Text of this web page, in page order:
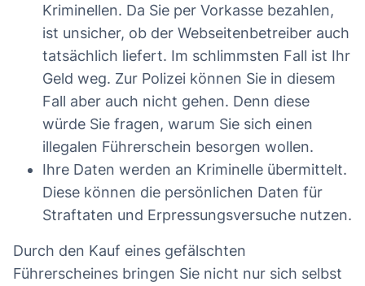
Kriminellen. Da Sie per Vorkasse bezahlen,
ist unsicher, ob der Webseitenbetreiber auch
tatsächlich liefert. Im schlimmsten Fall ist Ihr
Geld weg. Zur Polizei können Sie in diesem
Fall aber auch nicht gehen. Denn diese
würde Sie fragen, warum Sie sich einen
illegalen Führerschein besorgen wollen.
Ihre Daten werden an Kriminelle übermittelt.
Diese können die persönlichen Daten für
Straftaten und Erpressungsversuche nutzen.
Durch den Kauf eines gefälschten
Führerscheines bringen Sie nicht nur sich selbst